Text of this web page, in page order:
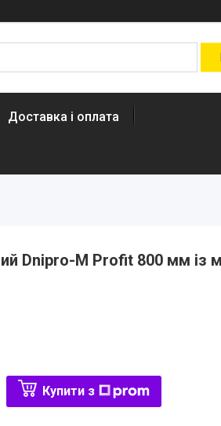
Доставка і оплата
Dnipro-M Profit 800 мм із
Купити з